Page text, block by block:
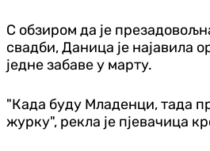
С обзиром да је
свадби, Даница је најавила
једне забаве у марту.
"Када буду Младенци, тада
журку", рекла је пјевачица